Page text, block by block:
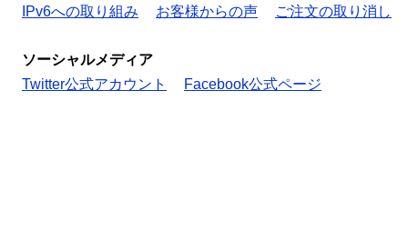
IPv6への取り組み
お客様からの声 ご注文の取り消し
ソーシャルメディア
Twitter公式アカウント
Facebook公式ページ